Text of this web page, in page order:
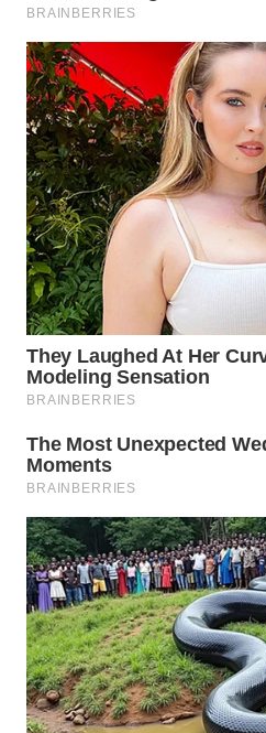
LABUHANBATU
WN
TAPANULI
TENGAH
WN DELI
SERDANG
WN
TEBING
TINGGI
WN
PAKPAK
WN
KARAWANG
WN
BEKASI
WN
BOGOR
WN
DEPOK